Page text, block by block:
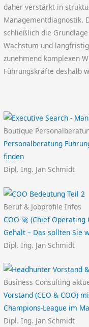
daher verstärkt in
Managementdiagnostik.
schließlich die
Wachstum und
zunehmend komplexen
Führungskräfte deshalb
Boutique
Personalberatung
finden
Dipl. Ing. Jan Schmidt
Beruf & Jobprofile Infos
COO 🚀 (Chief
Gehalt – Das sollten Sie
Dipl. Ing. Jan Schmidt
Business Consulting
Vorstand (CEO & COO)
Champions-League im
Dipl. Ing. Jan Schmidt